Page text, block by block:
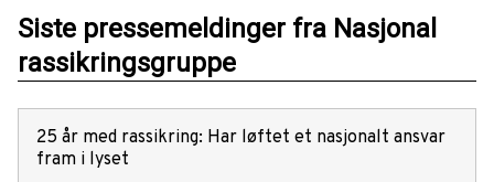
Siste pressemeldinger fra Nasjonal
rassikringsgruppe
25 år med rassikring: Har løftet et nasjonalt ansvar
fram i lyset